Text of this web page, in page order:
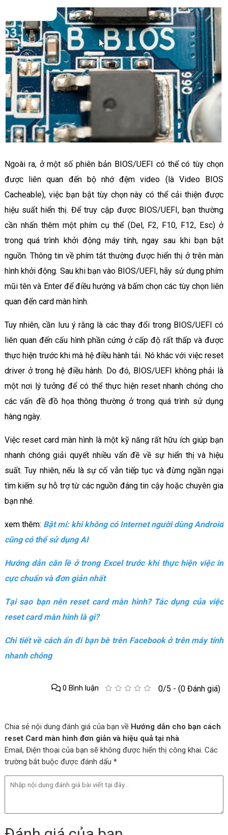
Ngoài ra, ở một số phiên bản BIOS/UEFI có thể có tùy chọn
được liên quan đến bộ nhớ đệm video (là Video BIOS
Cacheable), việc bạn bật tùy chọn này có thể cải thiện được
hiệu suất hiển thị. Để truy cập được BIOS/UEFI, bạn thường
cần nhấn thêm một phím cụ thể (Del, F2, F10, F12, Esc) ở
trong quá trình khởi động máy tính, ngay sau khi bạn bật
nguồn. Thông tin về phím tắt thường được hiển thị ở trên màn
hình khởi động. Sau khi bạn vào BIOS/UEFI, hãy sử dụng phím
mũi tên và Enter để điều hướng và bấm chọn các tùy chọn liên
quan đến card màn hình.
Tuy nhiên, cần lưu ý rằng là các thay đổi trong BIOS/UEFI có
liên quan đến cấu hình phần cứng ở cấp độ rất thấp và được
thực hiện trước khi mà hệ điều hành tải. Nó khác với việc reset
driver ở trong hệ điều hành. Do đó, BIOS/UEFI không phải là
một nơi lý tưởng để có thể thực hiện reset nhanh chóng cho
các vấn đề đồ họa thông thường ở trong quá trình sử dụng
hàng ngày.
Việc reset card màn hình là một kỹ năng rất hữu ích giúp bạn
nhanh chóng giải quyết nhiều vấn đề về sự hiển thị và hiệu
suất. Tuy nhiên, nếu là sự cố vẫn tiếp tục và đừng ngần ngại
tìm kiếm sự hỗ trợ từ các nguồn đáng tin cậy hoặc chuyên gia
bạn nhé.
xem thêm: Bật mí: khi không có Internet người dùng Android
cũng có thể sử dụng AI
Hướng dẫn căn lề ở trong Excel trước khi thực hiện việc in
cực chuẩn và đơn giản nhất
Tại sao bạn nên reset card màn hình? Tác dụng của việc
reset card màn hình là gì?
Chi tiết về cách ẩn đi bạn bè trên Facebook ở trên máy tính
nhanh chóng
0/5 - (0 Đánh giá)
0 Bình luận
Chia sẻ nội dung đánh giá của bạn về Hướng dẫn cho bạn cách
reset Card màn hình đơn giản và hiệu quả tại nhà
Email, Điện thoại của bạn sẽ không được hiển thị công khai. Các
trường bắt buộc được đánh dấu *